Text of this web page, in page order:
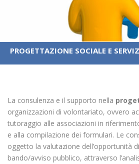
PROGETTAZIONE SOCIALE E
La consulenza e il supporto nella
organizzazioni di volontariato, ovvero
tutoraggio alle associazioni in
e alla compilazione dei formulari. Le
oggetto la valutazione dell’opportunità
bando/avviso pubblico, attraverso